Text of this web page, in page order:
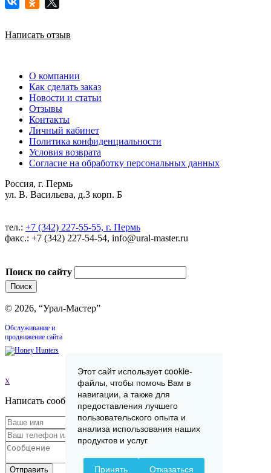
Написать отзыв
О компании
Как сделать заказ
Новости и статьи
Отзывы
Контакты
Личный кабинет
Политика конфиденциальности
Условия возврата
Согласие на обработку персональных данных
Россия, г. Пермь
ул. В. Васильева, д.3 корп. Б
тел.: +7 (342) 227-55-55, г. Пермь
факс.: +7 (342) 227-54-54, info@ural-master.ru
Поиск по сайту
© 2026, “Урал-Мастер”
Обслуживание и
продвижение сайта
x
Написать сообщение
Отправить
Этот сайт использует cookie-
файлы, чтобы помочь Вам в
навигации, а также для
предоставления лучшего
пользовательского опыта и
анализа использования наших
продуктов и услуг
Принять Отказаться